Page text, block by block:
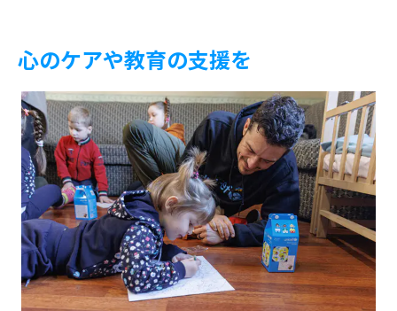
心のケアや教育の支援を